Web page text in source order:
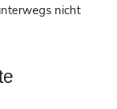
nicht